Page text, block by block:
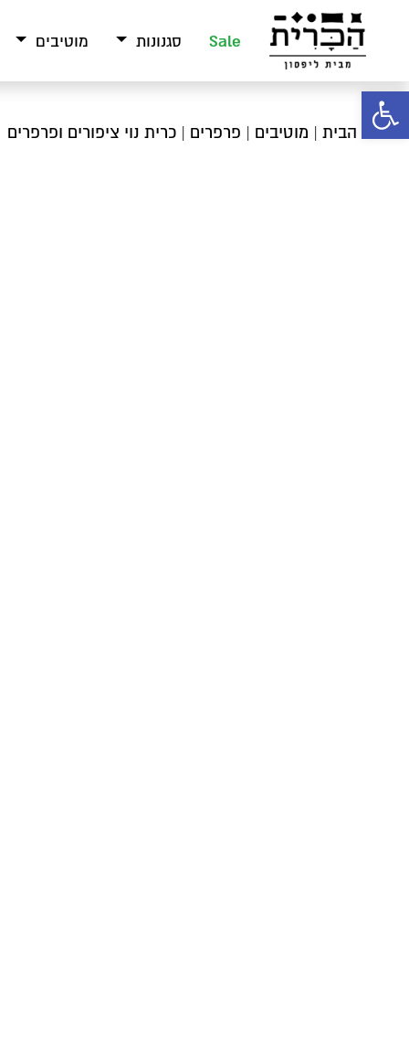
פתח סרגל נגישות
Sale סגנונות מוטיבים
עמוד הבית | מוטיבים | פרפרים | כרית נוי ציפורים ופרפרים